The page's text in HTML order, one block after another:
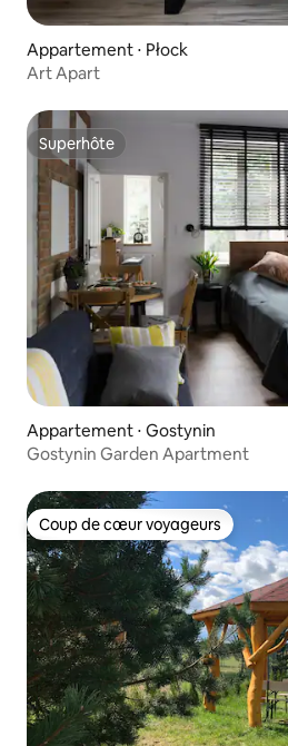
Appartement ⋅ Płock
Art Apart
Superhôte
Superhôte
Appartement ⋅ Gostynin
Gostynin Garden Apartment
Coup de cœur voyageurs
Coup de cœur voyageurs